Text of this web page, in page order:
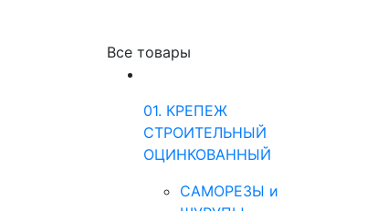
Все товары
01. КРЕПЕЖ
СТРОИТЕЛЬНЫЙ
ОЦИНКОВАННЫЙ
САМОРЕЗЫ и